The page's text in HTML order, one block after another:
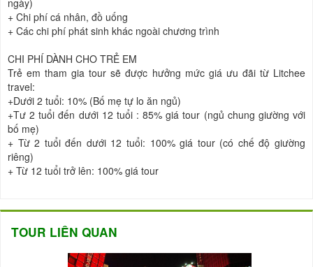
+ Chi phí cá nhân, đồ uống
+ Các chi phí phát sinh khác ngoài chương trình
CHI PHÍ DÀNH CHO TRẺ EM
Trẻ em tham gia tour sẽ được hưởng mức giá ưu đãi từ Litchee
travel:
+Dưới 2 tuổi: 10% (Bố mẹ tự lo ăn ngủ)
+Tư 2 tuổi đến dưới 12 tuổi : 85% giá tour (ngủ chung giường với
bố mẹ)
+ Từ 2 tuổi đến dưới 12 tuổi: 100% giá tour (có chế độ giường
riêng)
+ Từ 12 tuổi trở lên: 100% giá tour
TOUR LIÊN QUAN